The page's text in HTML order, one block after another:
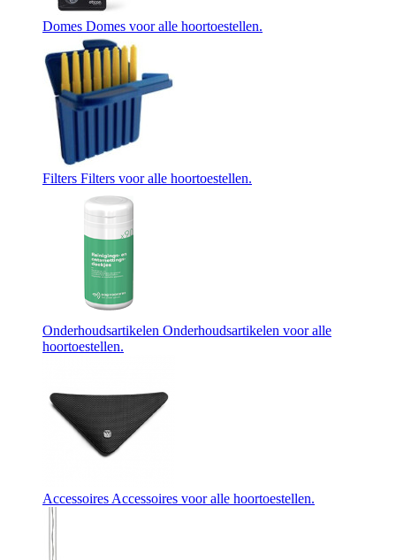
Domes Domes voor alle hoortoestellen.
Filters Filters voor alle hoortoestellen.
Onderhoudsartikelen Onderhoudsartikelen voor alle
hoortoestellen.
AccessoiresAccessoires voor alle hoortoestellen.